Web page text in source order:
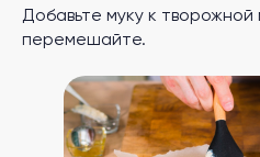
Добавьте муку к
перемешайте.